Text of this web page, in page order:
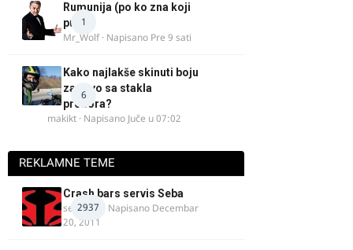
1
Rumunija (po ko zna koji
put)
Mr_Wolf· Napisano Pre 9 sati
6
Kako najlakše skinuti boju
za drvo sa stakla
prozora?
makikt · Napisano Juče u 07:02
REKLAMNE TEME
2937
Crash bars servis Seba
seba011 · Napisano Decembar
20, 2011